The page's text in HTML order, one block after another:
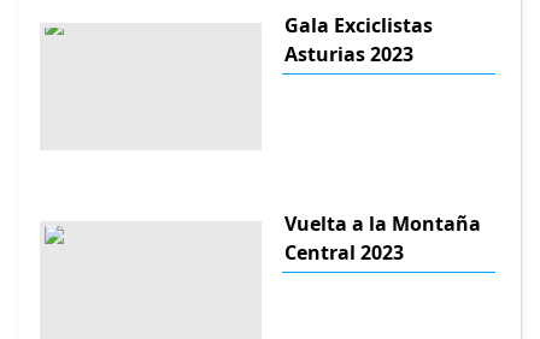
Gala Exciclistas
Asturias 2023
Vuelta a la Montaña
Central 2023